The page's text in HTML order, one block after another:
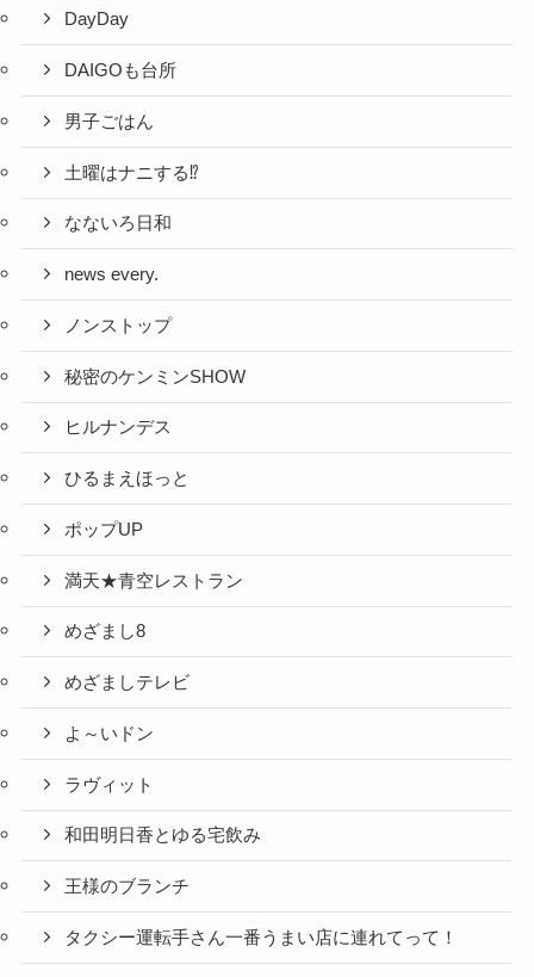
DayDay
DAIGOも台所
男子ごはん
土曜はナニする⁉
なないろ日和
news every.
ノンストップ
秘密のケンミンSHOW
ヒルナンデス
ひるまえほっと
ポップUP
満天★青空レストラン
めざまし8
めざましテレビ
よ～いドン
ラヴィット
和田明日香とゆる宅飲み
王様のブランチ
タクシー運転手さん一番うまい店に連れてって！